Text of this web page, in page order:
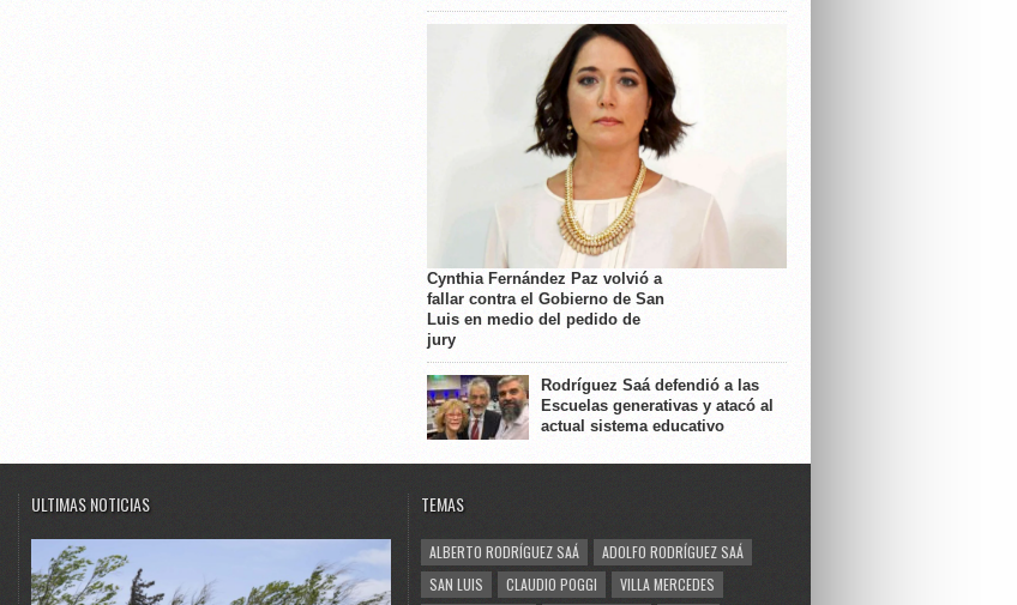
Cynthia Fernández Paz volvió a
fallar contra el Gobierno de San
Luis en medio del pedido de
jury
Rodríguez Saá defendió a las
Escuelas generativas y atacó al
actual sistema educativo
ULTIMAS NOTICIAS TEMAS
ALBERTO RODRÍGUEZ SAÁ
ADOLFO RODRÍGUEZ SAÁ
SAN LUIS
CLAUDIO POGGI
VILLA MERCEDES